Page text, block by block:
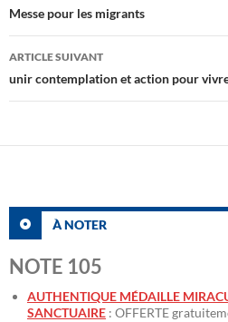
des
articles
Messe pour les migrants
ARTICLE SUIVANT
unir contemplation et action pour
À NOTER
NOTE 105
AUTHENTIQUE MÉDAILLE
SANCTUAIRE : OFFERTE